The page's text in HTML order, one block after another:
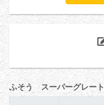
ふそう スーパーグレー